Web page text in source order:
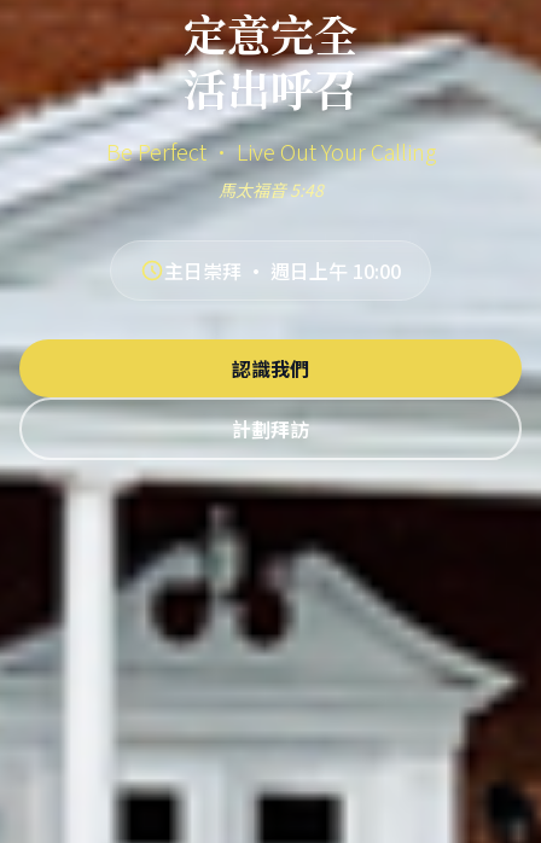
定意完全
活出呼召
Be Perfect · Live Out Your Calling
馬太福音 5:48
主日崇拜 · 週日上午 10:00
認識我們
計劃拜訪